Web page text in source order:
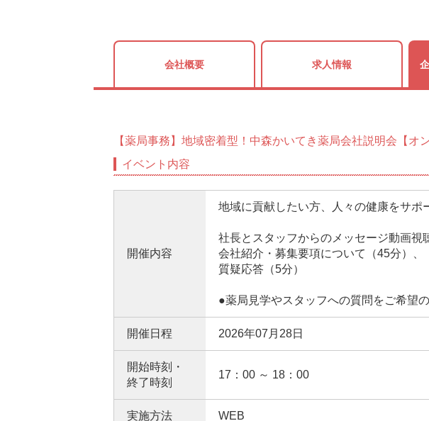
会社概要 求人情報
【薬局事務】地域密着型！中森かいてき薬局会社説明会【オ
イベント内容
開催内容
地域に貢献したい方、人々の健康をサポ
社長とスタッフからのメッセージ動画視
会社紹介・募集要項について（45分）、
質疑応答（5分）
●薬局見学やスタッフへの質問をご希望
開催日程 2026年07月28日
開始時刻・
終了時刻
17：00 ～ 18：00
実施方法 WEB